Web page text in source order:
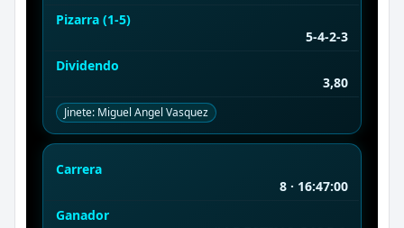
Pizarra (1-5)
5-4-2-3
Dividendo
3,80
Jinete: Miguel Angel Vasquez
Carrera
8 · 16:47:00
Ganador